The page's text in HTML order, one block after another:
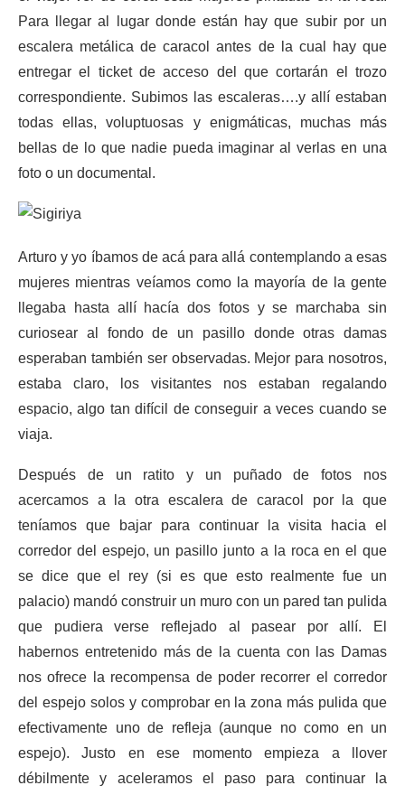
Para llegar al lugar donde están hay que subir por un
escalera metálica de caracol antes de la cual hay que
entregar el ticket de acceso del que cortarán el trozo
correspondiente. Subimos las escaleras….y allí estaban
todas ellas, voluptuosas y enigmáticas, muchas más
bellas de lo que nadie pueda imaginar al verlas en una
foto o un documental.
Arturo y yo íbamos de acá para allá contemplando a esas
mujeres mientras veíamos como la mayoría de la gente
llegaba hasta allí hacía dos fotos y se marchaba sin
curiosear al fondo de un pasillo donde otras damas
esperaban también ser observadas. Mejor para nosotros,
estaba claro, los visitantes nos estaban regalando
espacio, algo tan difícil de conseguir a veces cuando se
viaja.
Después de un ratito y un puñado de fotos nos
acercamos a la otra escalera de caracol por la que
teníamos que bajar para continuar la visita hacia el
corredor del espejo, un pasillo junto a la roca en el que
se dice que el rey (si es que esto realmente fue un
palacio) mandó construir un muro con un pared tan pulida
que pudiera verse reflejado al pasear por allí. El
habernos entretenido más de la cuenta con las Damas
nos ofrece la recompensa de poder recorrer el corredor
del espejo solos y comprobar en la zona más pulida que
efectivamente uno de refleja (aunque no como en un
espejo). Justo en ese momento empieza a llover
débilmente y aceleramos el paso para continuar la